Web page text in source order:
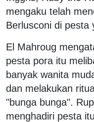
mengaku telah
Berlusconi di pesta
El Mahroug
pesta pora itu
banyak wanita
dan melakukan
"bunga bunga".
menghadiri pesta